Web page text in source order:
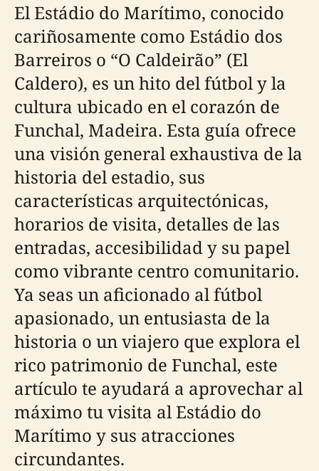
El Estádio do Marítimo, conocido
cariñosamente como Estádio dos
Barreiros o “O Caldeirão” (El
Caldero), es un hito del fútbol y la
cultura ubicado en el corazón de
Funchal, Madeira. Esta guía ofrece
una visión general exhaustiva de la
historia del estadio, sus
características arquitectónicas,
horarios de visita, detalles de las
entradas, accesibilidad y su papel
como vibrante centro comunitario.
Ya seas un aficionado al fútbol
apasionado, un entusiasta de la
historia o un viajero que explora el
rico patrimonio de Funchal, este
artículo te ayudará a aprovechar al
máximo tu visita al Estádio do
Marítimo y sus atracciones
circundantes.